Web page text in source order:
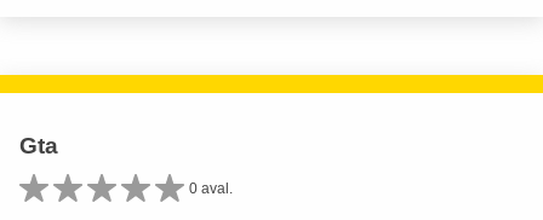
Gta
0 aval.